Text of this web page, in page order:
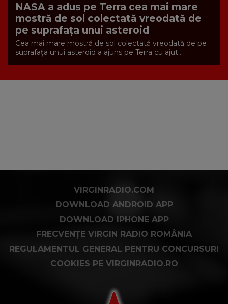
NASA a adus pe Terra cea mai mare
mostră de sol colectată vreodată de
pe suprafața unui asteroid
Cea mai mare mostră de sol colectată vreodată de pe
suprafața unui asteroid a ajuns pe Terra cu ajut...
VIRGINRADIO.COM
DOWNLOAD ANDROID APP
DOWNLOAD IPHONE APP
FRECVENȚE VIRGIN RADIO ROMÂNIA
REGULAMENTUL GENERAL PENTRU CONCURSURI
COOKIES PE VIRGINRADIO.RO